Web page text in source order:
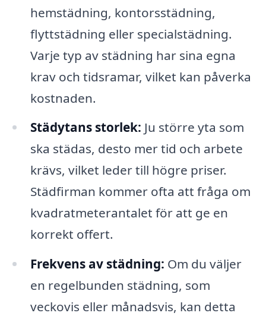
hemstädning, kontorsstädning,
flyttstädning eller specialstädning.
Varje typ av städning har sina egna
krav och tidsramar, vilket kan påverka
kostnaden.
Städytans storlek: Ju större yta som
ska städas, desto mer tid och arbete
krävs, vilket leder till högre priser.
Städfirman kommer ofta att fråga om
kvadratmeterantalet för att ge en
korrekt offert.
Frekvens av städning: Om du väljer
en regelbunden städning, som
veckovis eller månadsvis, kan detta